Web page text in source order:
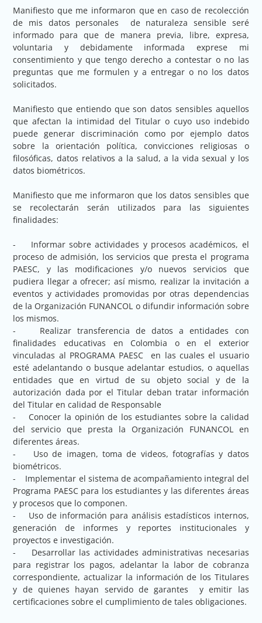
Manifiesto que me informaron que en caso de recolección
de mis datos personales de naturaleza sensible seré
informado para que de manera previa, libre, expresa,
voluntaria y debidamente informada exprese mi
consentimiento y que tengo derecho a contestar o no las
preguntas que me formulen y a entregar o no los datos
solicitados.
Manifiesto que entiendo que son datos sensibles aquellos
que afectan la intimidad del Titular o cuyo uso indebido
puede generar discriminación como por ejemplo datos
sobre la orientación política, convicciones religiosas o
filosóficas, datos relativos a la salud, a la vida sexual y los
datos biométricos.
Manifiesto que me informaron que los datos sensibles que
se recolectarán serán utilizados para las siguientes
finalidades:
- Informar sobre actividades y procesos académicos, el
proceso de admisión, los servicios que presta el programa
PAESC, y las modificaciones y/o nuevos servicios que
pudiera llegar a ofrecer; así mismo, realizar la invitación a
eventos y actividades promovidas por otras dependencias
de la Organización FUNANCOL o difundir información sobre
los mismos.
- Realizar transferencia de datos a entidades con
finalidades educativas en Colombia o en el exterior
vinculadas al PROGRAMA PAESC en las cuales el usuario
esté adelantando o busque adelantar estudios, o aquellas
entidades que en virtud de su objeto social y de la
autorización dada por el Titular deban tratar información
del Titular en calidad de Responsable
- Conocer la opinión de los estudiantes sobre la calidad
del servicio que presta la Organización FUNANCOL en
diferentes áreas.
- Uso de imagen, toma de videos, fotografías y datos
biométricos.
- Implementar el sistema de acompañamiento integral del
Programa PAESC para los estudiantes y las diferentes áreas
y procesos que lo componen.
- Uso de información para análisis estadísticos internos,
generación de informes y reportes institucionales y
proyectos e investigación.
- Desarrollar las actividades administrativas necesarias
para registrar los pagos, adelantar la labor de cobranza
correspondiente, actualizar la información de los Titulares
y de quienes hayan servido de garantes y emitir las
certificaciones sobre el cumplimiento de tales obligaciones.